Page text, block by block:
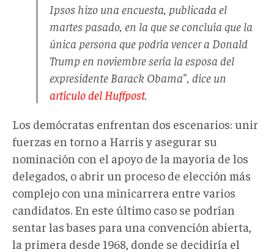
Ipsos hizo una encuesta, publicada el
martes pasado, en la que se concluía que la
única persona que podría vencer a Donald
Trump en noviembre sería la esposa del
expresidente Barack Obama", dice un
artículo del Huffpost.
Los demócratas enfrentan dos escenarios: unir
fuerzas en torno a Harris y asegurar su
nominación con el apoyo de la mayoría de los
delegados, o abrir un proceso de elección más
complejo con una minicarrera entre varios
candidatos. En este último caso se podrían
sentar las bases para una convención abierta,
la primera desde 1968, donde se decidiría el